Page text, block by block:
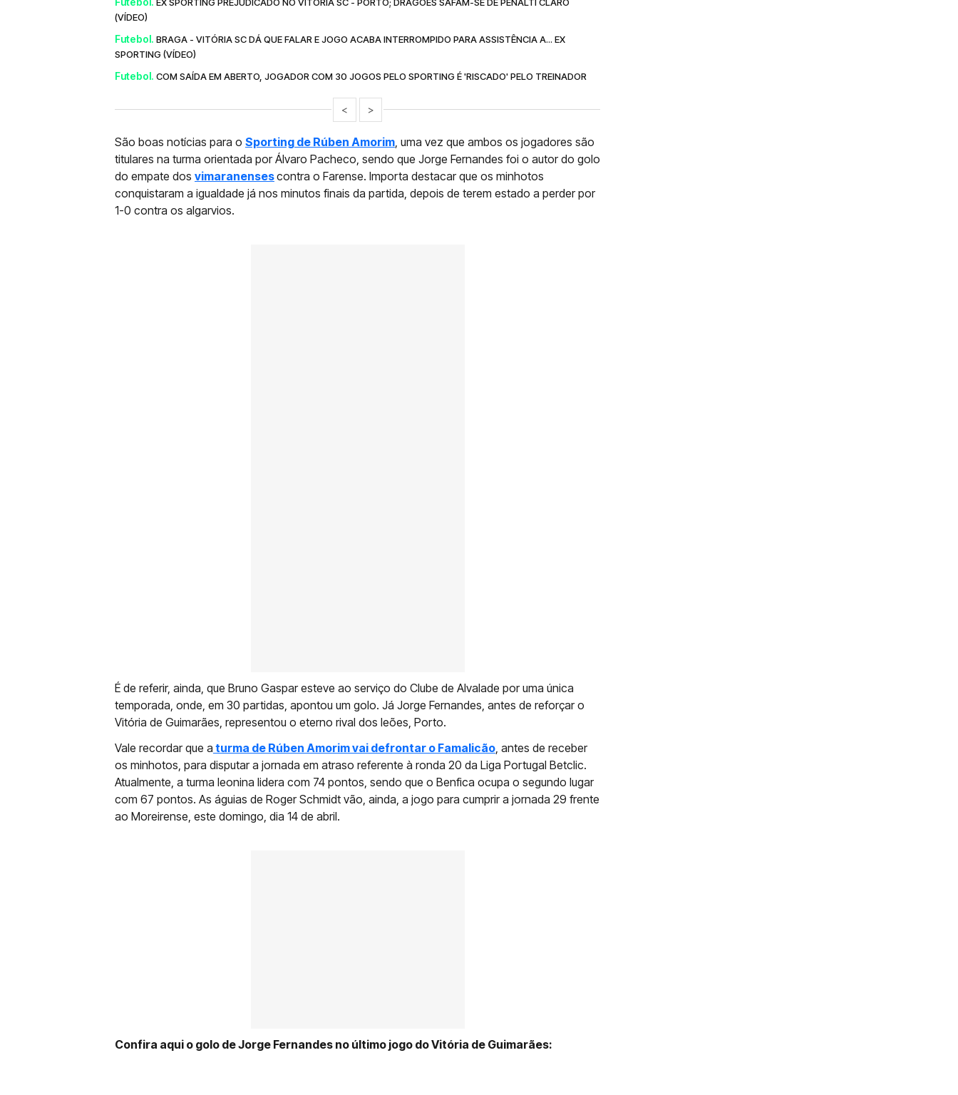
(VÍDEO)
Futebol. BRAGA - VITÓRIA SC DÁ QUE FALAR E JOGO ACABA INTERROMPIDO PARA ASSISTÊNCIA A... EX
SPORTING (VÍDEO)
Futebol. COM SAÍDA EM ABERTO, JOGADOR COM 30 JOGOS PELO SPORTING É 'RISCADO' PELO TREINADOR
< >
São boas notícias para o Sporting de Rúben Amorim , uma vez que ambos os jogadores são
titulares na turma orientada por Álvaro Pacheco, sendo que Jorge Fernandes foi o autor do golo
do empate dos vimaranensescontra o Farense. Importa destacar que os minhotos
conquistaram a igualdade já nos minutos finais da partida, depois de terem estado a perder por
1-0 contra os algarvios.
É de referir, ainda, que Bruno Gaspar esteve ao serviço do Clube de Alvalade por uma única
temporada, onde, em 30 partidas, apontou um golo. Já Jorge Fernandes, antes de reforçar o
Vitória de Guimarães, representou o eterno rival dos leões, Porto.
Vale recordar que a turma de Rúben Amorim vai defrontar o Famalicão , antes de receber
os minhotos, para disputar a jornada em atraso referente à ronda 20 da Liga Portugal Betclic.
Atualmente, a turma leonina lidera com 74 pontos, sendo que o Benfica ocupa o segundo lugar
com 67 pontos. As águias de Roger Schmidt vão, ainda, a jogo para cumprir a jornada 29 frente
ao Moreirense, este domingo, dia 14 de abril.
Confira aqui o golo de Jorge Fernandes no último jogo do Vitória de Guimarães: